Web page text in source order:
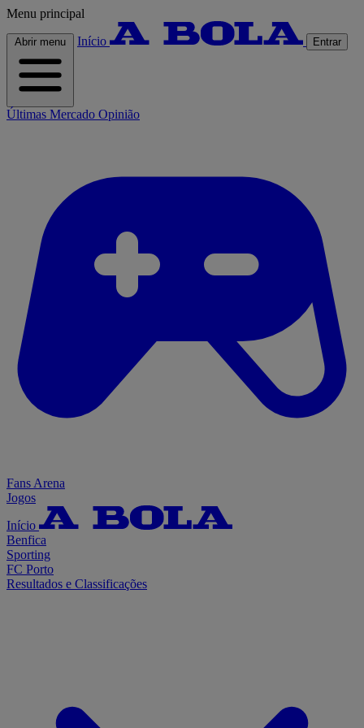
Menu principal
Abrir menu Início Entrar
Últimas Mercado Opinião
Fans Arena
Jogos
Início
Benfica
Sporting
FC Porto
Resultados e Classificações